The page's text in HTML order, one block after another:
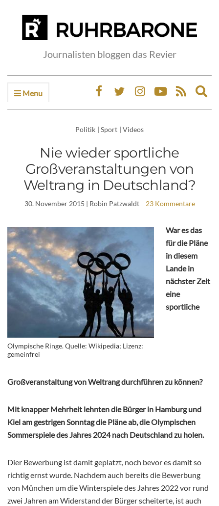
Journalisten bloggen das Revier
Menu
Politik | Sport | Videos
Nie wieder sportliche
Großveranstaltungen von
Weltrang in Deutschland?
30. November 2015 | Robin Patzwaldt 23 Kommentare
Olympische Ringe. Quelle: Wikipedia; Lizenz:
gemeinfrei
War es das
für die Pläne
in diesem
Lande in
nächster Zeit
eine
sportliche
Großveranstaltung von Weltrang durchführen zu können?
Mit knapper Mehrheit lehnten die Bürger in Hamburg und
Kiel am gestrigen Sonntag die Pläne ab, die Olympischen
Sommerspiele des Jahres 2024 nach Deutschland zu holen.
Dier Bewerbung ist damit geplatzt, noch bevor es damit so
richtig ernst wurde. Nachdem auch bereits die Bewerbung
von München um die Winterspiele des Jahres 2022 vor rund
zwei Jahren am Widerstand der Bürger scheiterte, ist auch